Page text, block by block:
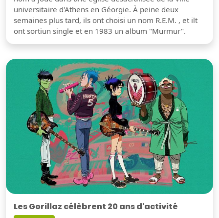
universitaire d'Athens en Géorgie. À peine deux
semaines plus tard, ils ont choisi un nom R.E.M. , et ilt
ont sortiun single et en 1983 un album "Murmur".
Les Gorillaz célèbrent 20 ans d'activité